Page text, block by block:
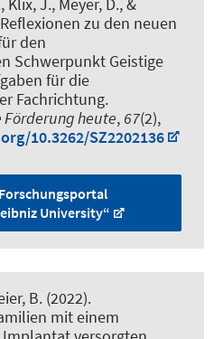
, Klix, J., Meyer, D., &
Reflexionen zu den neuen
den
Schwerpunkt Geistige
für die
Fachrichtung.
heute, 67(2),
10.3262/SZ2202136
University“
B. (2022).
mit einem